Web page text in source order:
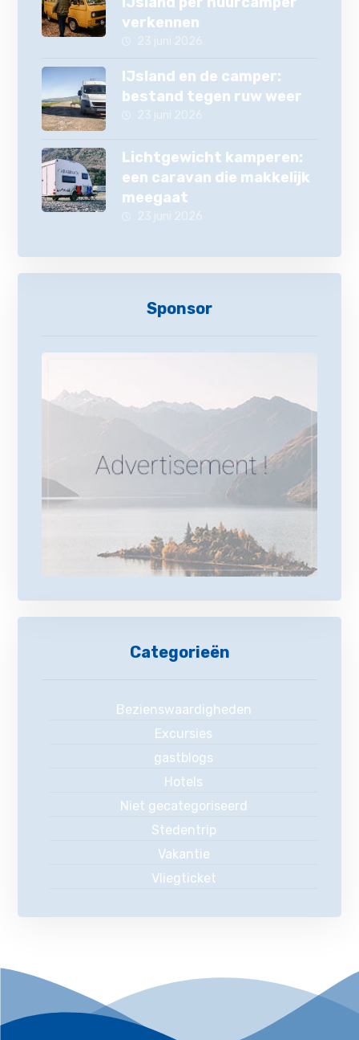
verkennen
IJsland en de camper:
bestand tegen ruw weer
Lichtgewicht kamperen:
een caravan die makkelijk
meegaat
Sponsor
Categorieën
Bezienswaardigheden
Excursies
gastblogs
Hotels
Niet gecategoriseerd
Stedentrip
Vakantie
Vliegticket